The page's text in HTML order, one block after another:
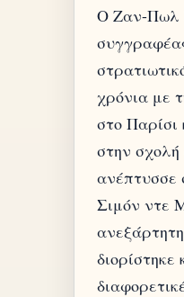
Ο Ζαν-Πωλ
χρόνια με
στο
στην σχολή
ανέπτυσσε
Σιμόν ντε